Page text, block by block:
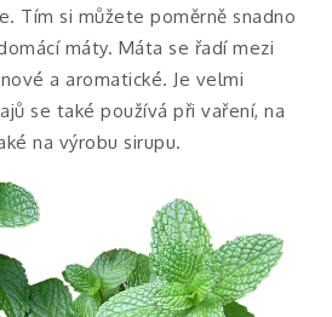
Tím si můžete poměrně snadno
máty. Máta se řadí mezi
a aromatické. Je velmi
se také používá při vaření, na
na výrobu sirupu.